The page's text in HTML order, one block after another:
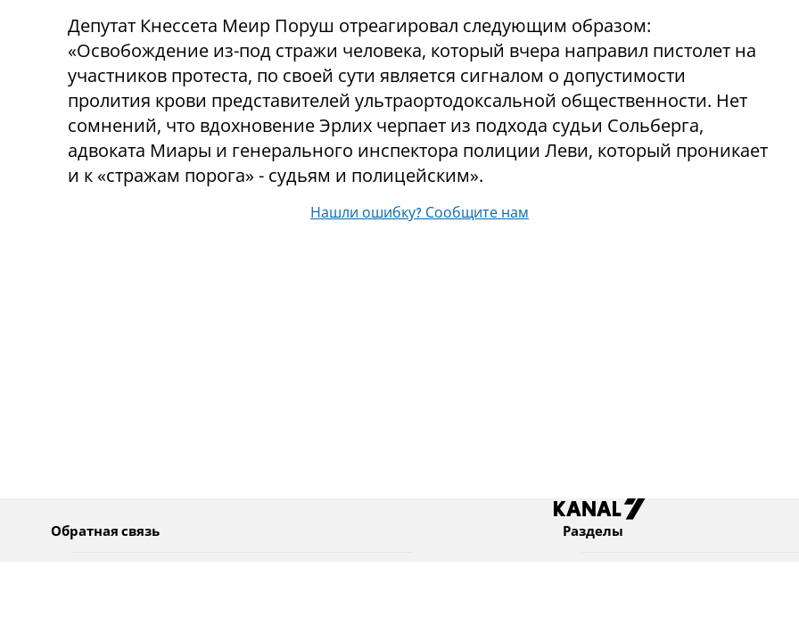
Депутат Кнессета Меир Поруш отреагировал следующим образом:
«Освобождение из-под стражи человека, который вчера направил пистолет на
участников протеста, по своей сути является сигналом о допустимости
пролития крови представителей ультраортодоксальной общественности. Нет
сомнений, что вдохновение Эрлих черпает из подхода судьи Сольберга,
адвоката Миары и генерального инспектора полиции Леви, который проникает
и к «стражам порога» - судьям и полицейским».
Нашли ошибку? Сообщите нам
Обратная связь Разделы